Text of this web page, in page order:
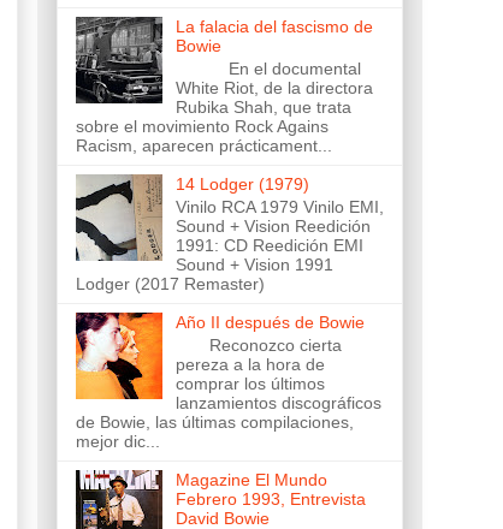
La falacia del fascismo de
Bowie
En el documental
White Riot, de la directora
Rubika Shah, que trata
sobre el movimiento Rock Agains
Racism, aparecen prácticament...
14 Lodger (1979)
Vinilo RCA 1979 Vinilo EMI,
Sound + Vision Reedición
1991: CD Reedición EMI
Sound + Vision 1991
Lodger (2017 Remaster)
Año II después de Bowie
Reconozco cierta
pereza a la hora de
comprar los últimos
lanzamientos discográficos
de Bowie, las últimas compilaciones,
mejor dic...
Magazine El Mundo
Febrero 1993, Entrevista
David Bowie